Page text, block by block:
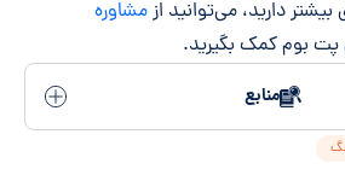
دارید، می‌توانید ازمشاوره
پت بوم کمک بگیرید.
منابع